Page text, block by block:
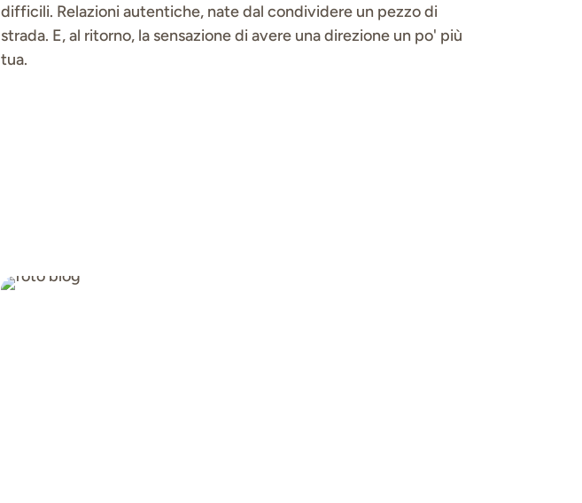
difficili. Relazioni autentiche, nate dal condividere un pezzo di
strada. E, al ritorno, la sensazione di avere una direzione un po' più
tua.